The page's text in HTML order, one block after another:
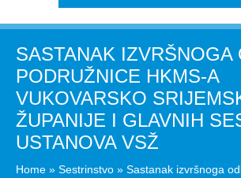
SASTANAK IZVRŠNOGA
PODRUŽNICE HKMS-A
VUKOVARSKO
ŽUPANIJE I GLAVNIH
USTANOVA VSŽ
Home » Sestrinstvo » Sastanak izvršnoga